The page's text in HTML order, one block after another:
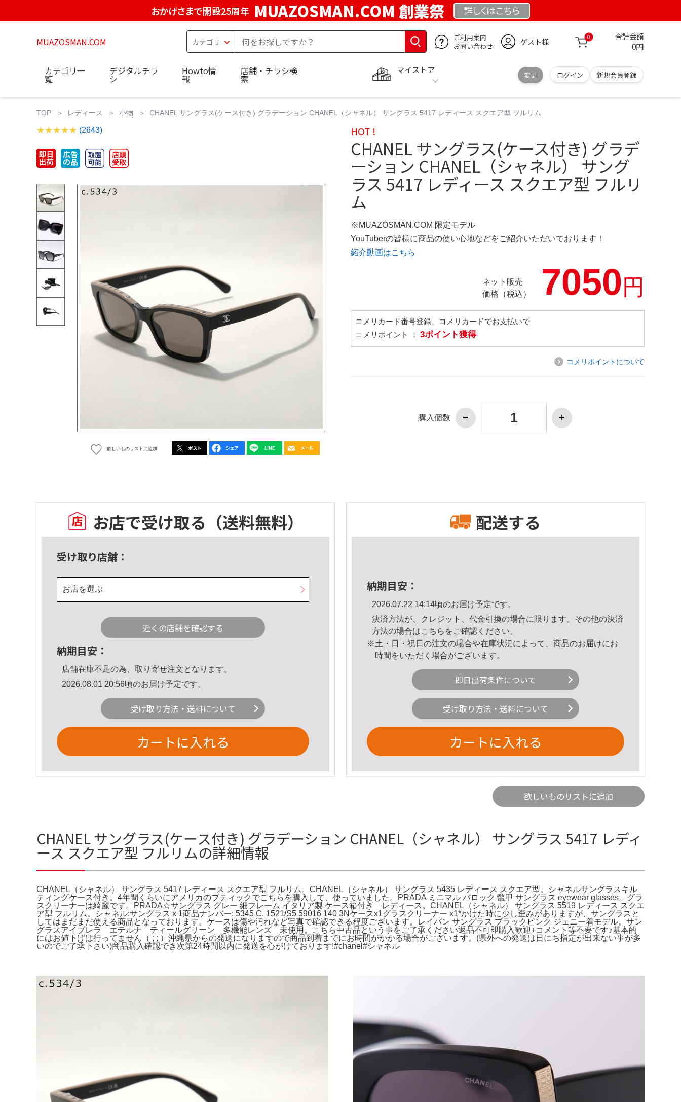
おかげさまで開設25周年 MUAZOSMAN.COM 創業祭 詳しくはこちら
MUAZOSMAN.COM
ご利用案内
お問い合わせ
ゲスト様 0 合計金額
0円
マイストア
変更 ログイン 新規会員登録
カテゴリ一
覧
デジタルチラ
シ
Howto情
報
店舗・チラシ検
索
TOP レディース 小物 CHANEL サングラス(ケース付き) グラデーション CHANEL（シャネル） サングラス 5417 レディース スクエア型 フルリム
(2643)
欲しいものリストに追加
HOT !
CHANEL サングラス(ケース付き) グラデ
ーション CHANEL（シャネル） サング
ラス 5417 レディース スクエア型 フルリ
ム
※MUAZOSMAN.COM 限定モデル
YouTuberの皆様に商品の使い心地などをご紹介いただいております！
紹介動画はこちら
ネット販売
価格（税込）
7050円
コメリカード番号登録、コメリカードでお支払いで
コメリポイント ： 3ポイント獲得
コメリポイントについて
購入個数
お店で受け取る （送料無料）
受け取り店舗：
お店を選ぶ
近くの店舗を確認する
納期目安：
店舗在庫不足の為、取り寄せ注文となります。
2026.08.01 20:56頃のお届け予定です。
受け取り方法・送料について
カートに入れる
配送する
納期目安：
2026.07.22 14:14頃のお届け予定です。
決済方法が、クレジット、代金引換の場合に限ります。その他の決済
方法の場合はこちら をご確認ください。
※土・日・祝日の注文の場合や在庫状況によって、商品のお届けにお
時間をいただく場合がございます。
即日出荷条件について
受け取り方法・送料について
カートに入れる
欲しいものリストに追加
CHANEL サングラス(ケース付き) グラデーション CHANEL（シャネル） サングラス 5417 レディ
ース スクエア型 フルリムの詳細情報
CHANEL（シャネル） サングラス 5417 レディース スクエア型 フルリム。CHANEL（シャネル） サングラス 5435 レディース スクエア型。シャネルサングラスキル
ティングケース付き。4年間くらいにアメリカのブティックでこちらを購入して、使っていました。PRADA ミニマル バロック 鼈甲 サングラス eyewear glasses。グラ
スクリーナーは綺麗です。PRADA☆サングラス グレー 細フレーム イタリア製 ケース箱付き レディース。CHANEL（シャネル） サングラス 5519 レディース スクエ
ア型 フルリム。シャネル:サングラス x 1商品ナンバー: 5345 C. 1521/S5 59016 140 3Nケースx1グラスクリーナー x1*かけた時に少し歪みがありますが、サングラスと
してはまだまだ使える商品となっております。ケースは傷や汚れなど写真で確認できる程度ございます。レイバン サングラス ブラックピンク ジェニー着モデル。サン
グラスアイブレラ エテルナ ティールグリーン 多機能レンズ 未使用。こちら中古品という事をご了承ください返品不可即購入歓迎+コメント等不要です♪基本的
にはお値下げは行ってません（ ; ; ）沖縄県からの発送になりますので商品到着までにお時間がかかる場合がございます。(県外への発送は日にち指定が出来ない事が多
いのでご了承下さい)商品購入確認でき次第24時間以内に発送を心がけております!#chanel#シャネル